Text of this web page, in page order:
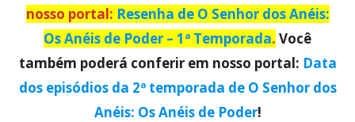
nosso portal: Resenha de O Senhor dos Anéis:
Os Anéis de Poder – 1ª Temporada. Você
também poderá conferir em nosso portal: Data
dos episódios da 2ª temporada de O Senhor dos
Anéis: Os Anéis de Poder!